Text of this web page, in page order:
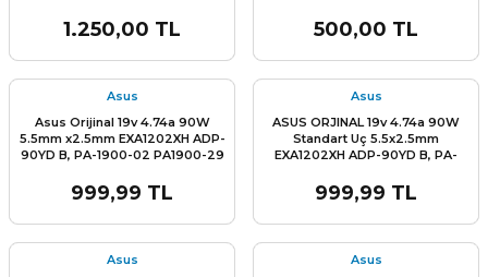
42 Adaptör Şarj Cihazı k52 k53
k55 k56 x53 x55 k54 x54 n61 x64
x550 x552 x551 x554 x555 k555
1.250,00 TL 500,00 TL
Asus
Asus Orijinal 19v 4.74a 90W
5.5mm x2.5mm EXA1202XH ADP-
90YD B, PA-1900-02 PA1900-29
Şarj Cihazı k52 k53 k55 k56 x53
x55 k54 x54 n61 x64 x550 x552
x551 x554 x555 k555 n50 n51 n55
999,99 TL
Asus
ASUS ORJINAL 19v 4.74a 90W
Standart Uç 5.5x2.5mm
EXA1202XH ADP-90YD B, PA-
PA-1900-42 Adaptör Şarj Cihazı
999,99 TL
Asus
Asus